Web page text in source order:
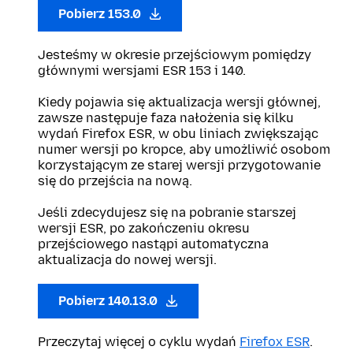
Pobierz 153.0
Jesteśmy w okresie przejściowym pomiędzy
głównymi wersjami ESR 153 i 140.
Kiedy pojawia się aktualizacja wersji głównej,
zawsze następuje faza nałożenia się kilku
wydań Firefox ESR, w obu liniach zwiększając
numer wersji po kropce, aby umożliwić osobom
korzystającym ze starej wersji przygotowanie
się do przejścia na nową.
Jeśli zdecydujesz się na pobranie starszej
wersji ESR, po zakończeniu okresu
przejściowego nastąpi automatyczna
aktualizacja do nowej wersji.
Pobierz 140.13.0
Przeczytaj więcej o cyklu wydań Firefox ESR.